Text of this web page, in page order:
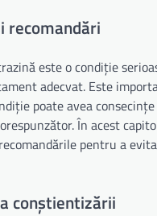
recomandări
este o condiție
adecvat. Este
poate avea
În acest
pentru a
conștientizării